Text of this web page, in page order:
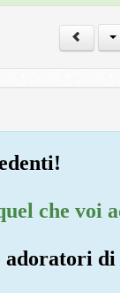
che voi
adoratori